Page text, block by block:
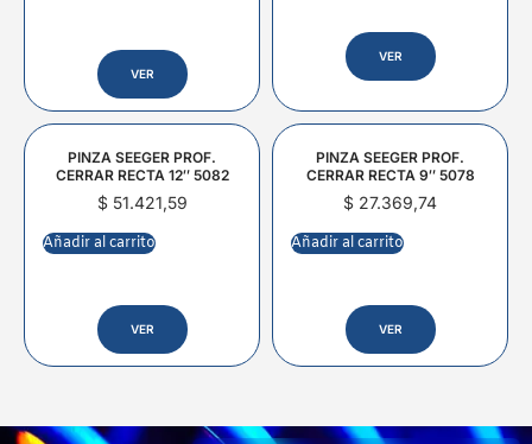
VER
VER
PINZA SEEGER PROF.
CERRAR RECTA 12″ 5082
$51.421,59
Añadir al carrito
VER
PINZA SEEGER PROF.
CERRAR RECTA 9″ 5078
$ 27.369,74
Añadir al carrito
VER